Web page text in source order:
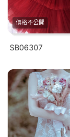
價格不公開
SB06307